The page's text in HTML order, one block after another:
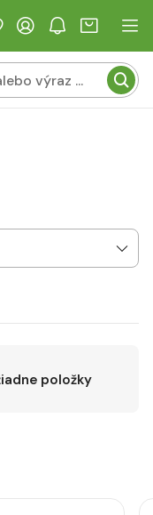
položky